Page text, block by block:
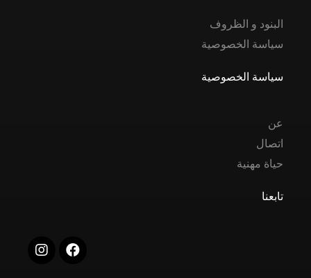
البنود و الظروف
سياسة الخصوصية
سياسة الخصوصية
عن
اتصال
حياة مهنية
تابعنا